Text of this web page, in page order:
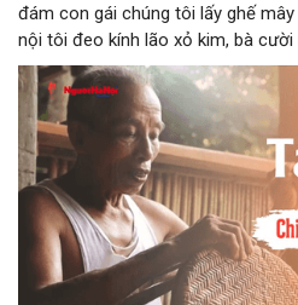
đám con gái chúng tôi lấy ghế
nội tôi đeo kính lão xỏ kim, bà cười
chuyện kể tếu táo của đám trẻ
ra âm thanh kin kít chịu đựng sức
những điệu cười khúc khích.